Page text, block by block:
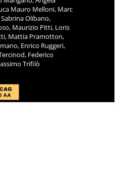
Mauro Melloni, Marc
Olibano,
Maurizio Pitti, Loris
Mattia Pramotton,
Enrico Ruggeri,
Federico
Trifilò